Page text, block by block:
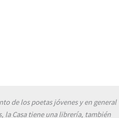
de los poetas jóvenes y en general
la Casa tiene una librería, también